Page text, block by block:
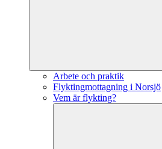
Arbete och praktik
Flyktingmottagning i Norsjö
Vem är flykting?